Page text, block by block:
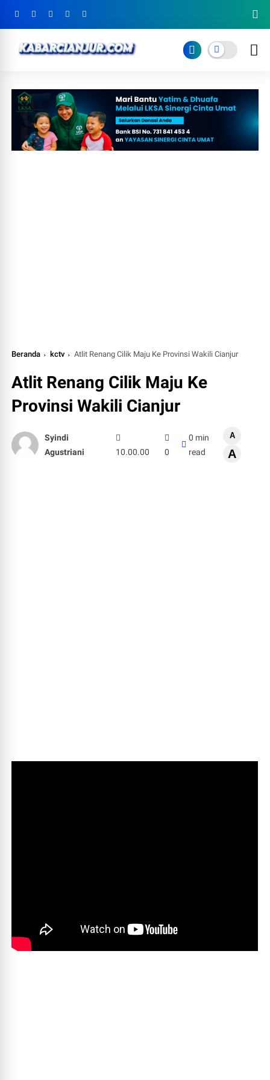
Beranda kctv Atlit Renang Cilik Maju Ke Provinsi Wakili Cianjur
Atlit Renang Cilik Maju Ke
Provinsi Wakili Cianjur
Syindi
Agustriani
10.00.00 0
0 min
read
A
A